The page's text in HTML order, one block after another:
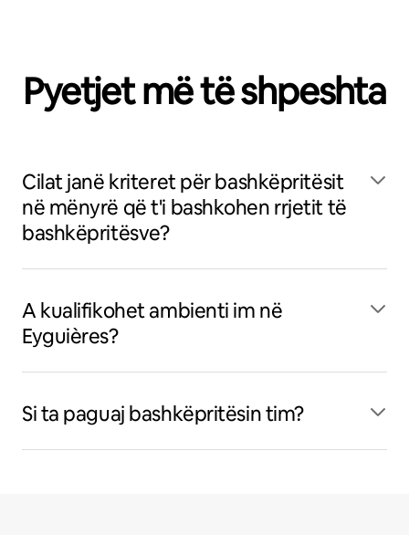
Pyetjet më të shpeshta
Cilat janë kriteret për bashkëpritësit
në mënyrë që t'i bashkohen rrjetit të
bashkëpritësve?
A kualifikohet ambienti im në
Eyguières?
Si ta paguaj bashkëpritësin tim?